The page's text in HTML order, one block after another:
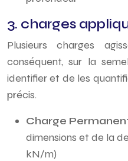
3. charges
Plusieurs charges
conséquent, sur la
identifier et de les
précis.
Charge
dimensions et de la
kN/m)